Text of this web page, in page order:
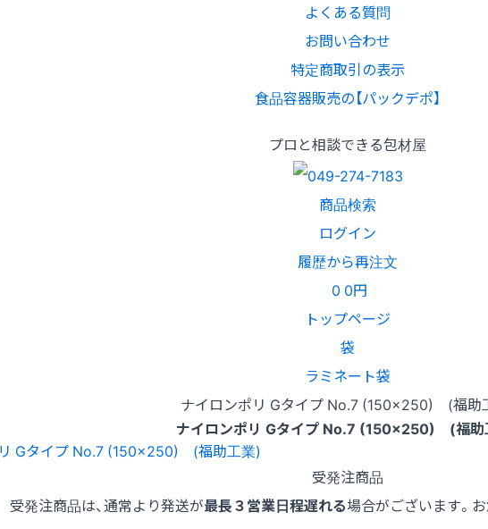
よくある質問
お問い合わせ
特定商取引の表示
食品容器販売の【パックデポ】
プロと相談できる包材屋
商品検索
ログイン
履歴から再注文
0 0円
トップページ
袋
ラミネート袋
ナイロンポリ Gタイプ No.7 (150x250) (福助
ナイロンポリ Gタイプ No.7 (150x250) (福助
受発注商品
受発注商品は、通常より発送が最長３営業日程遅れる場合がございます。